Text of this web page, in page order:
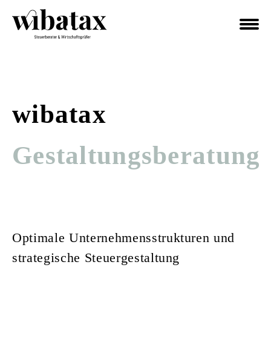
wibatax
Gestaltungsberatung
Optimale Unternehmensstrukturen und
strategische Steuergestaltung